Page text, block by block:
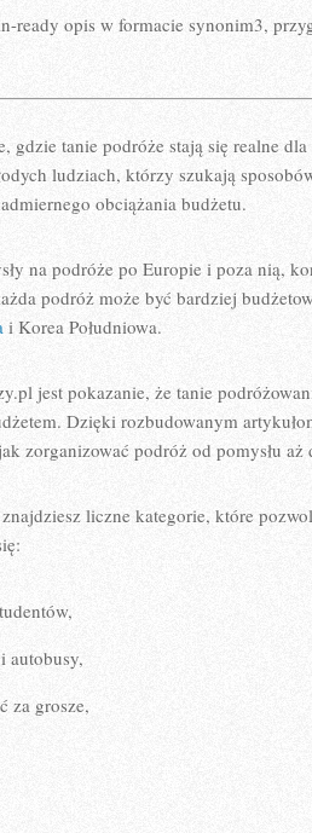
ready opis w formacie synonim3,
gdzie tanie podróże stają się realne
ludziach, którzy szukają
obciążania budżetu.
na podróże po Europie i poza nią,
podróż może być bardziej
i Korea Południowa.
jest pokazanie, że tanie
Dzięki rozbudowanym
zorganizować podróż od pomysłu
liczne kategorie, które
autobusy,
za grosze,